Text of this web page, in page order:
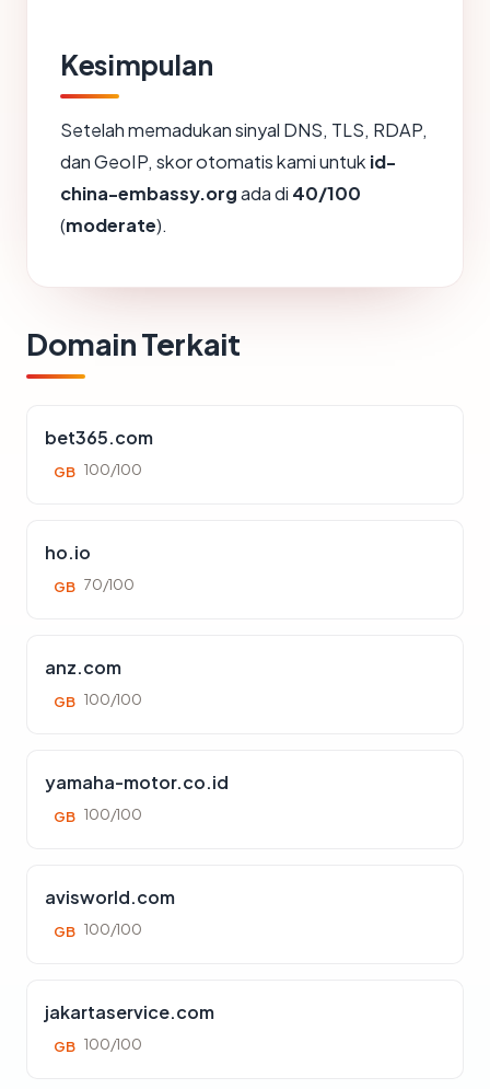
Kesimpulan
Setelah memadukan sinyal DNS, TLS, RDAP,
dan GeoIP, skor otomatis kami untuk id-
china-embassy.orgada di 40/100
(moderate).
Domain Terkait
bet365.com
GB 100/100
ho.io
GB 70/100
anz.com
GB 100/100
yamaha-motor.co.id
GB 100/100
avisworld.com
GB 100/100
jakartaservice.com
GB 100/100